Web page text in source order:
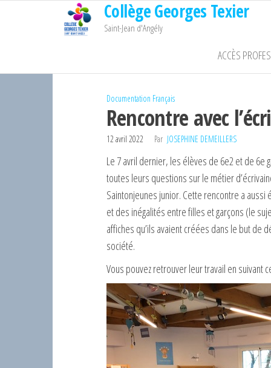
Collège Georges Texier
Saint-Jean d'Angély
ACCÈS
Documentation Français
Rencontre avec
12 avril 2022 Par JOSEPHINE DEMEILLERS
Le 7 avril dernier, les élèves de 6e2 et de 6e
toutes leurs questions sur le métier
Saintonjeunes junior. Cette rencontre a aussi
et des inégalités entre filles et garçons (le
affiches qu’ils avaient créées dans le but de
société.
Vous pouvez retrouver leur travail en suivant